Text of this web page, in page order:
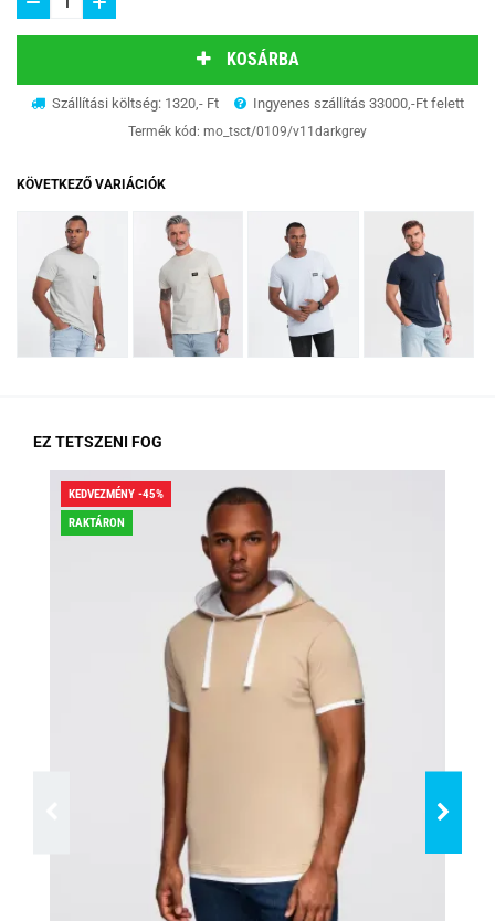
KOSÁRBA
Szállítási költség: 1320,- Ft Ingyenes szállítás 33000,-Ft felett
Termék kód: mo_tsct/0109/v11darkgrey
KÖVETKEZŐ VARIÁCIÓK
EZ TETSZENI FOG
KEDVEZMÉNY -45%
RAKTÁRON